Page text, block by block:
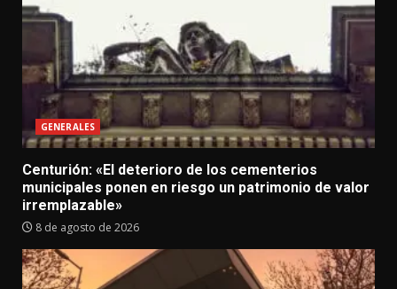
GENERALES
Centurión: «El deterioro de los cementerios
municipales ponen en riesgo un patrimonio de valor
irremplazable»
8 de agosto de 2026